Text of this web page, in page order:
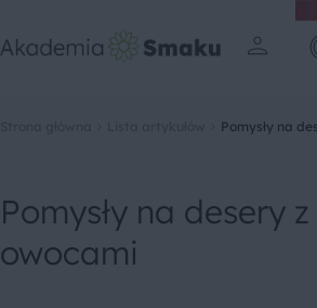
Pomysły na
Pomysły na desery z
owocami